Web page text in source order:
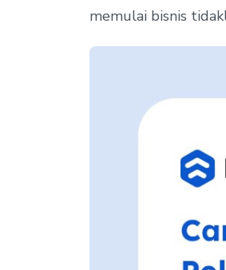
memulai bisnis